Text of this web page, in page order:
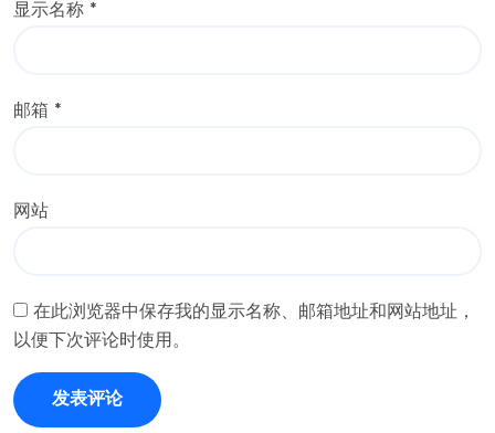
显示名称 *
邮箱 *
网站
在此浏览器中保存我的显示名称、邮箱地址和网站地址，
以便下次评论时使用。